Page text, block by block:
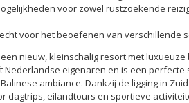
voor zowel rustzoekende
voor het beoefenen van verschillende
nieuw, kleinschalig resort met
Nederlandse eigenaren en is een perfecte
ambiance. Dankzij de ligging in
dagtrips, eilandtours en sportieve